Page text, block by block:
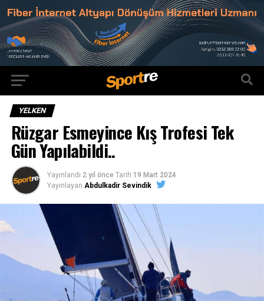
YELKEN
Rüzgar Esmeyince Kış Trofesi Tek
Gün Yapılabildi..
Yayınlandı 2 yıl önce Tarih 19 Mart 2024
Yayınlayan Abdulkadir Sevindik